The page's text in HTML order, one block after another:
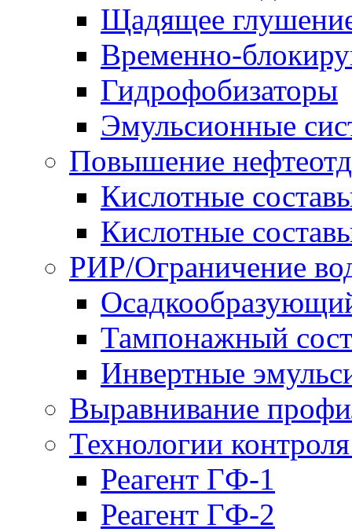
Щадящее
Временно-
Гидрофобизаторы
Эмульсионные
Повышение
Кислотные
Кислотные
РИР/Ограничение
Тампонажный
Инвертные
Выравнивание
Технологии
Реагент ГФ-1
Реагент ГФ-2